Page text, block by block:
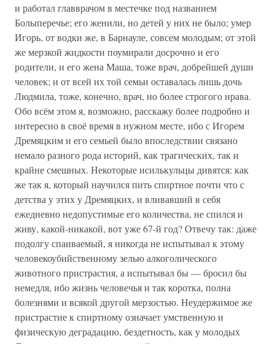
и работал главврачом в местечке под названием
Болыперечье; его женили, но детей у них не было; умер
Игорь, от водки же, в Барнауле, совсем молодым; от этой
же мерзкой жидкости поумирали досрочно и его
родители, и его жена Маша, тоже врач, добрейшей души
человек; и от всей их той семьи оставалась лишь дочь
Людмила, тоже, конечно, врач, но более строгого нрава.
Обо всём этом я, возможно, расскажу более подробно и
интересно в своё время в нужном месте, ибо с Игорем
Дремяцким и его семьей было впоследствии связано
немало разного рода историй, как трагических, так и
крайне смешных. Некоторые исилькульцы дивятся: как
же так я, который научился пить спиртное почти что с
детства у этих у Дремяцких, и вливавший в себя
ежедневно недопустимые его количества, не спился и
живу, какой-никакой, вот уже 67-й год? Отвечу так: даже
подолгу спаиваемый, я никогда не испытывал к этому
человекоубийственному зелью алкоголического
животного пристрастия, а испытывал бы — бросил бы
немедля, ибо жизнь человечья и так коротка, полна
болезнями и всякой другой мерзостью. Неудержимое же
пристрастие к спиртному означает умственную и
физическую деградацию, бездетность, как у молодых